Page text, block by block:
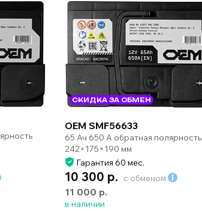
СКИДКА ЗА ОБМЕН
OEM SMF56633
65 Ач 650 А обратная полярность
242×175×190 мм
Гарантия 60 мес.
10 300 р. с обменом
11 000 р.
в наличии